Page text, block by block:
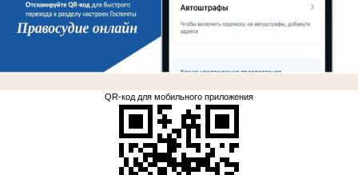
.
QR-код для мобильного приложения